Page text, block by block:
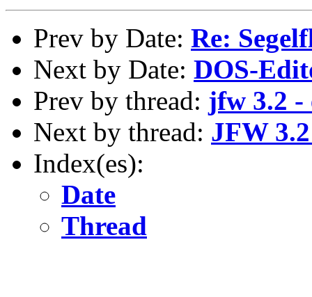
Prev by Date: Re:
Next by Date: DOS-
Prev by thread: jfw 3.2 -
Next by thread: JFW
Index(es):
Date
Thread